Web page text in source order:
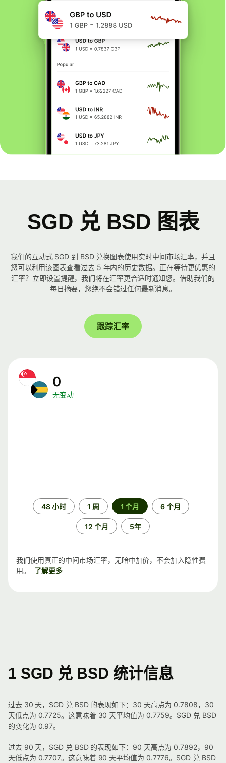
SGD 兑 BSD 图表
我们的互动式 SGD 到 BSD 兑换图表使用实时中间市场汇率，并且
您可以利用该图表查看过去 5 年内的历史数据。正在等待更优惠的
汇率？立即设置提醒，我们将在汇率更合适时通知您。借助我们的
每日摘要，您绝不会错过任何最新消息。
跟踪汇率
0
无变动
48 小时 1 周 1 个月 6 个月
12 个月 5年
我们使用真正的中间市场汇率，无暗中加价，不会加入隐性费
用。
了解更多
1 SGD 兑 BSD 统计信息
过去 30 天，SGD 兑 BSD 的表现如下：30 天高点为 0.7808，30
天低点为 0.7725。这意味着 30 天平均值为 0.7759。SGD 兑 BSD
的变化为 0.97。
过去 90 天，SGD 兑 BSD 的表现如下：90 天高点为 0.7892，90
天低点为 0.7707。这意味着 90 天平均值为 0.7776。SGD 兑 BSD